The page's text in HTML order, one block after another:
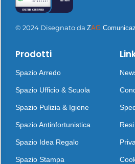
© 2024 Disegnato da ZAG
Prodotti
Spazio Arredo
Spazio Ufficio & Scuola
Spazio Pulizia & Igiene
Spazio Antinfortunistica
Spazio Idea Regalo
Spazio Stampa
Resi